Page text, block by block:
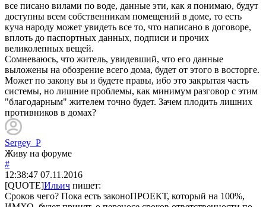
все писано вилами по воде, данные эти, как я понимаю, будут
доступны всем собственникам помещений в доме, то есть
куча народу может увидеть все то, что написано в договоре,
вплоть до паспортных данных, подписи и прочих
великолепных вещей.
Сомневаюсь, что житель, увидевший, что его данные
выложены на обозрение всего дома, будет от этого в восторге.
Может по закону вы и будете правы, ибо это закрытая часть
системы, но лишние проблемы, как минимум разговор с этим
"благодарным" жителем точно будет. Зачем плодить лишних
противников в домах?
Sergey_P
Живу на форуме
#
12:38:47 07.11.2016
[QUOTE]Ильич пишет:
Сроков чего? Пока есть законоПРОЕКТ, который на 100%,